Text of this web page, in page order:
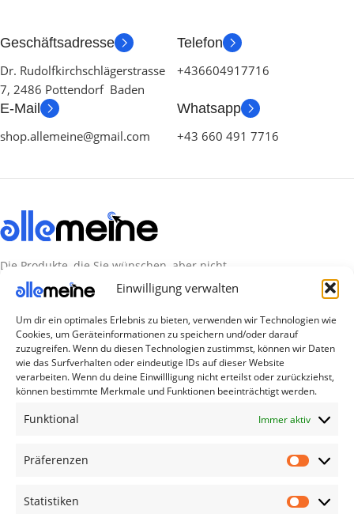
Einwilligung verwalten
Um dir ein optimales Erlebnis zu bieten, verwenden wir Technologien wie
Cookies, um Geräteinformationen zu speichern und/oder darauf
zuzugreifen. Wenn du diesen Technologien zustimmst, können wir Daten
wie das Surfverhalten oder eindeutige IDs auf dieser Website
verarbeiten. Wenn du deine Einwillligung nicht erteilst oder zurückziehst,
können bestimmte Merkmale und Funktionen beeinträchtigt werden.
Funktional Immer aktiv
Präferenzen
Statistiken
Geschäftsadresse
Dr. Rudolfkirchschlägerstrasse
7, 2486 Pottendorf Baden
Telefon
+436604917716
E-Mail
shop.allemeine@gmail.com
Whatsapp
+43 660 491 7716
Die Produkte, die Sie wünschen, aber nicht
erreichen können, sind gleichzeitig mit der
Welt hier.
Abonnieren Sie uns
Kategorien
TV Zubehör
Handy Zubehör
Airpod Zubehör